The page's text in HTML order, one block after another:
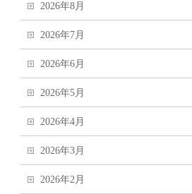
2026年8月
2026年7月
2026年6月
2026年5月
2026年4月
2026年3月
2026年2月